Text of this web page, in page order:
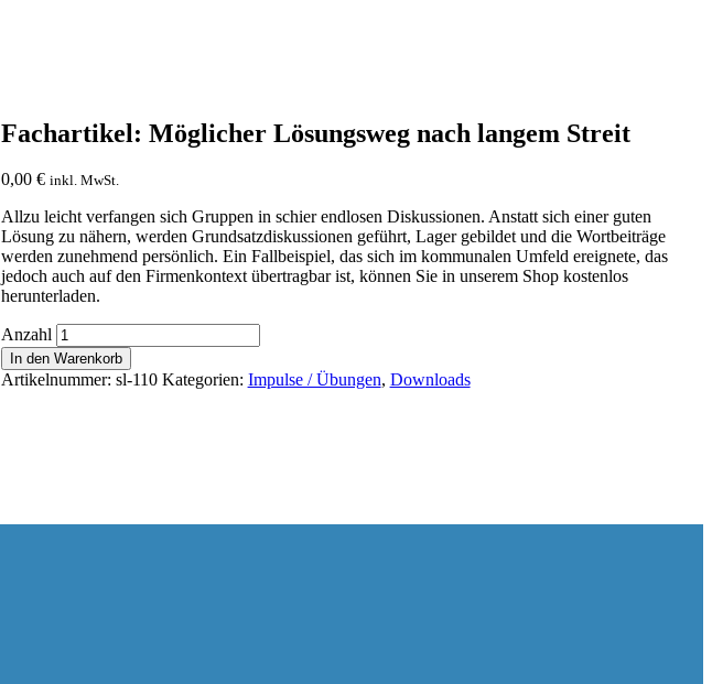
Fachartikel: Möglicher Lösungsweg nach langem Streit
0,00 € inkl. MwSt.
Allzu leicht verfangen sich Gruppen in schier endlosen Diskussionen. Anstatt sich einer guten
Lösung zu nähern, werden Grundsatzdiskussionen geführt, Lager gebildet und die Wortbeiträge
werden zunehmend persönlich. Ein Fallbeispiel, das sich im kommunalen Umfeld ereignete, das
jedoch auch auf den Firmenkontext übertragbar ist, können Sie in unserem Shop kostenlos
herunterladen.
Anzahl
In den Warenkorb
Artikelnummer: sl-110 Kategorien: Impulse / Übungen, Downloads